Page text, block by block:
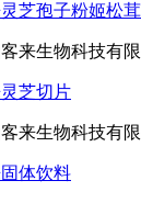
芝孢子粉姬松
来生物科技有
芝切片
来生物科技有
体饮料